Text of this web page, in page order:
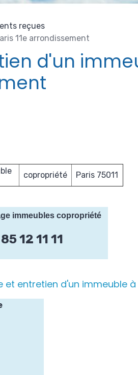
reçues
11e arrondissement
d'un
copropriété Paris 75011
immeubles copropriété
12 11 11
entretien d'un immeuble à